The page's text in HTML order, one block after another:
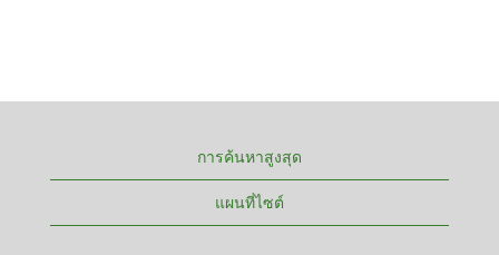
การค้นหาสูงสุด
แผนที่ไซต์